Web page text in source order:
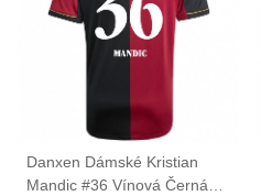
Danxen Dámské Kristian
Mandic #36 Vínová Černá